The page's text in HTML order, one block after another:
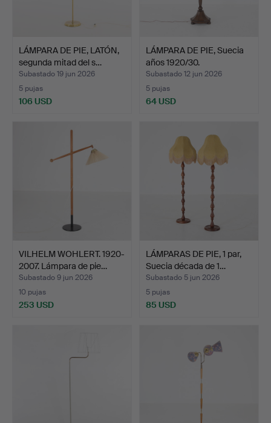
LÁMPARA DE PIE, LATÓN,
segunda mitad del s…
Subastado 19 jun 2026
5 pujas
106 USD
LÁMPARA DE PIE, Suecia
años 1920/30.
Subastado 12 jun 2026
5 pujas
64 USD
VILHELM WOHLERT. 1920-
2007. Lámpara de pie…
Subastado 9 jun 2026
10 pujas
253 USD
LÁMPARAS DE PIE, 1 par,
Suecia década de 1…
Subastado 5 jun 2026
5 pujas
85 USD